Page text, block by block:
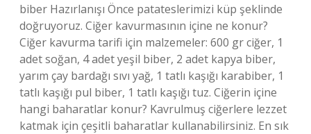
biber Hazırlanışı Önce patateslerimizi küp şeklinde
doğruyoruz. Ciğer kavurmasının içine ne konur?
Ciğer kavurma tarifi için malzemeler: 600 gr ciğer, 1
adet soğan, 4 adet yeşil biber, 2 adet kapya biber,
yarım çay bardağı sıvı yağ, 1 tatlı kaşığı karabiber, 1
tatlı kaşığı pul biber, 1 tatlı kaşığı tuz. Ciğerin içine
hangi baharatlar konur? Kavrulmuş ciğerlere lezzet
katmak için çeşitli baharatlar kullanabilirsiniz. En sık